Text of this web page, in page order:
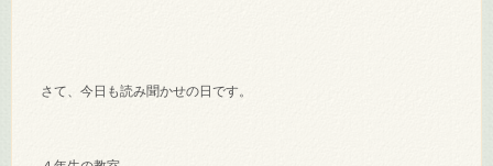
さて、今日も読み聞かせの日です。